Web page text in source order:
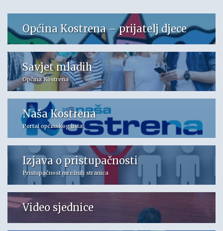
Općina Kostrena – prijatelj djece
Savjet mladih
Općina Kostrena
Naša Kostrena
Portal općinskog lista
Izjava o pristupačnosti
Pristupačnost mrežnih stranica
Video sjednice